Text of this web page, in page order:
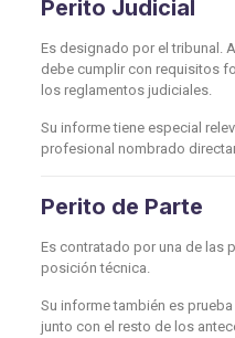
Perito Judicial
Es designado por el tribunal.
debe cumplir con requisitos
los reglamentos judiciales.
Su informe tiene especial
profesional nombrado
Perito de Parte
Es contratado por una de las
posición técnica.
Su informe también es
junto con el resto de los